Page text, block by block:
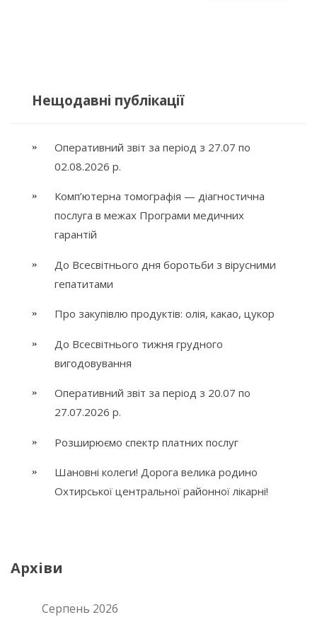
Нещодавні публікації
Оперативний звіт за період з 27.07 по
02.08.2026 р.
Комп’ютерна томографія — діагностична
послуга в межах Програми медичних
гарантій
До Всесвітнього дня боротьби з вірусними
гепатитами
Про закупівлю продуктів: олія, какао, цукор
До Всесвітнього тижня грудного
вигодовування
Оперативний звіт за період з 20.07 по
27.07.2026 р.
Розширюємо спектр платних послуг
Шановні колеги! Дорога велика родино
Охтирської центральної районної лікарні!
Архіви
Серпень 2026